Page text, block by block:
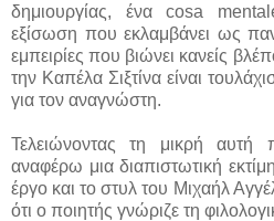
δημιουργίας, ένα cosa
εξίσωση που εκλαμβάνει ως
εμπειρίες που βιώνει κανείς
την Καπέλα Σιξτίνα είναι
για τον αναγνώστη.
Τελειώνοντας τη μικρή
αναφέρω μια διαπιστωτική
έργο και το στυλ του Μιχαήλ
ότι ο ποιητής γνώριζε τη